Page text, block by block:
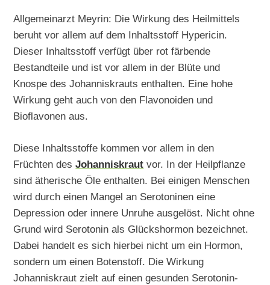
Allgemeinarzt Meyrin: Die Wirkung des Heilmittels
beruht vor allem auf dem Inhaltsstoff Hypericin.
Dieser Inhaltsstoff verfügt über rot färbende
Bestandteile und ist vor allem in der Blüte und
Knospe des Johanniskrauts enthalten. Eine hohe
Wirkung geht auch von den Flavonoiden und
Bioflavonen aus.
Diese Inhaltsstoffe kommen vor allem in den
Früchten desJohanniskraut vor. In der Heilpflanze
sind ätherische Öle enthalten. Bei einigen Menschen
wird durch einen Mangel an Serotoninen eine
Depression oder innere Unruhe ausgelöst. Nicht ohne
Grund wird Serotonin als Glückshormon bezeichnet.
Dabei handelt es sich hierbei nicht um ein Hormon,
sondern um einen Botenstoff. Die Wirkung
Johanniskraut zielt auf einen gesunden Serotonin-